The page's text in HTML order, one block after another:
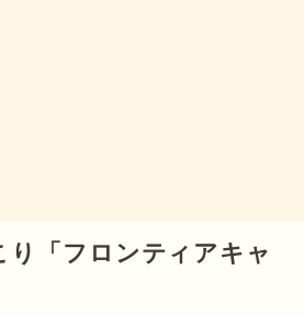
り「フロンティアキャ